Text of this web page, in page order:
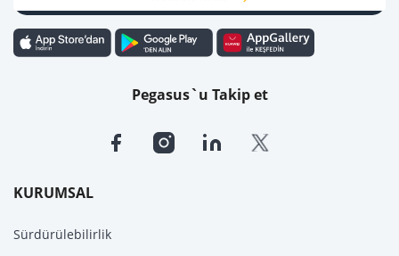
KURUMSAL
Sürdürülebilirlik
Pegasus`u Takip et